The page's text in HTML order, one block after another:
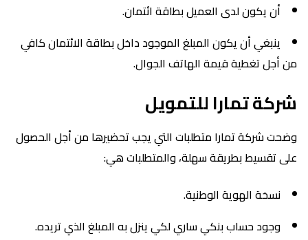
أن يكون لدى العميل بطاقة ائتمان.
ينبغي أن يكون المبلغ الموجود داخل بطاقة الائتمان كافي
من أجل تغطية قيمة الهاتف الجوال.
شركة تمارا للتمويل
وضحت شركة تمارا متطلبات التي يجب تحضيرها من أجل الحصول
على تقسيط بطريقة سهلة، والمتطلبات هي:
نسخة الهوية الوطنية.
وجود حساب بنكي ساري لكي ينزل به المبلغ الذي تريده.